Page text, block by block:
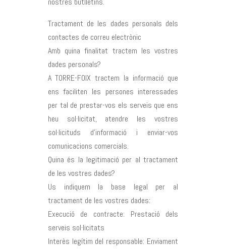
Tractament de les dades personals dels
contactes de correu electrònic
Amb quina finalitat tractem les vostres
dades personals?
A TORRE-FOIX tractem la informació que
ens faciliten les persones interessades
per tal de prestar-vos els serveis que ens
heu sol·licitat, atendre les vostres
sol·licituds d’informació i enviar-vos
comunicacions comercials.
Quina és la legitimació per al tractament
de les vostres dades?
Us indiquem la base legal per al
tractament de les vostres dades:
Execució de contracte: Prestació dels
serveis sol·licitats
Interès legítim del responsable: Enviament